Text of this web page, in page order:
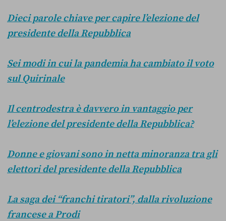
Dieci parole chiave per capire l’elezione del
presidente della Repubblica
Sei modi in cui la pandemia ha cambiato il voto
sul Quirinale
Il centrodestra è davvero in vantaggio per
l’elezione del presidente della Repubblica?
Donne e giovani sono in netta minoranza tra gli
elettori del presidente della Repubblica
La saga dei “franchi tiratori”, dalla rivoluzione
francese a Prodi